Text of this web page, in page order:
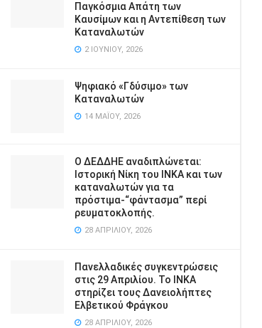
Παγκόσμια Απάτη των
Καυσίμων και η Αντεπίθεση των
Καταναλωτών
2 ΙΟΥΝΊΟΥ, 2026
Ψηφιακό «Γδύσιμο» των
Καταναλωτών
14 ΜΑΪ́ΟΥ, 2026
Ο ΔΕΔΔΗΕ αναδιπλώνεται:
Ιστορική Νίκη του ΙΝΚΑ και των
καταναλωτών για τα
πρόστιμα-“φάντασμα” περί
ρευματοκλοπής.
28 ΑΠΡΙΛΊΟΥ, 2026
Πανελλαδικές συγκεντρώσεις
στις 29 Απριλίου. Το ΙΝΚΑ
στηρίζει τους Δανειολήπτες
Ελβετικού Φράγκου
28 ΑΠΡΙΛΊΟΥ, 2026